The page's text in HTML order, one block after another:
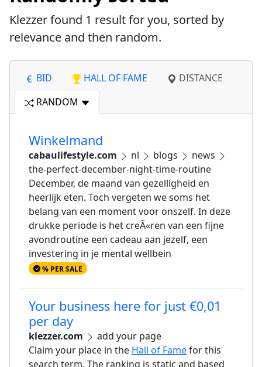
Klezzer found 1 result for you, sorted by
relevance and then random.
BID HALL OF FAME
DISTANCE
RANDOM
Winkelmand
cabaulifestyle.com nl blogs
news
the-perfect-december-night-time-routine
December, de maand van gezelligheid en
heerlijk eten. Toch vergeten we soms het
belang van een moment voor onszelf. In deze
drukke periode is het creÃ«ren van een fijne
avondroutine een cadeau aan jezelf, een
investering in je mental wellbein
% PER SALE
Your business here for just €0,01
per day
klezzer.com
add your page
Claim your place in the Hall of Famefor this
search term. The ranking is static and based